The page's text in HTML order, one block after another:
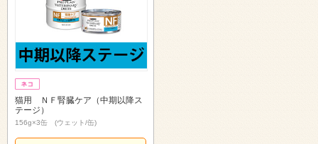
猫用 ＮＦ腎臓ケア（中期以降ス
テージ）
156g×3缶 (ウェット/缶)